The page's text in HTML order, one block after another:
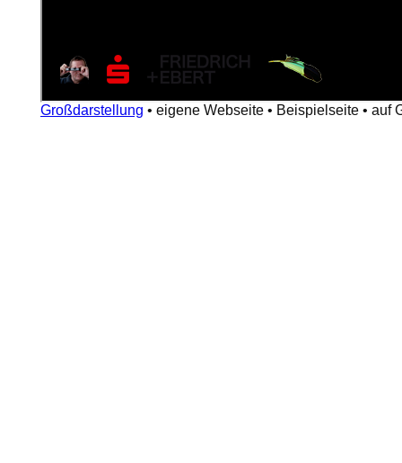
Großdarstellung • eigene Webseite • Beispielseite • auf